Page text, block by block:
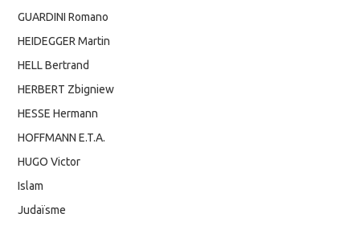
GUARDINI Romano
HEIDEGGER Martin
HELL Bertrand
HERBERT Zbigniew
HESSE Hermann
HOFFMANN E.T.A.
HUGO Victor
Islam
Judaïsme